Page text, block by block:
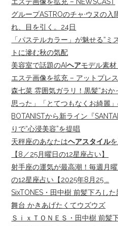
グループASTROのチャ·ウヌの
れ、目を引く。24日
「パステルカラー」が魅せる“
トに滲む秋の気配
美容室で話題のAIヘアモデル素
エステ画像を拡充 – アットプレス
森七菜 雰囲気ガラリ！黒髪“おか
思った」「とてつもなくお綺麗
BOTANISTから新ライン『
りで“心浸美容”を提唱
天秤座のあなたはヘアスタイル
【8／25月曜日の12星座占い】
射手座の運気が最高潮！毎週月
の12星座占い【2025年8月25 …
SixTONES・田中樹 前髪下ろした
舞台 かきあげたくてウズウズ
ＳｉｘＴＯＮＥＳ・田中樹 前髪